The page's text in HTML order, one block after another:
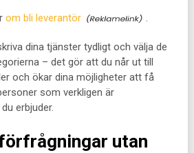
om bli leverantör .
dina tjänster tydligt och välja de
– det gör att du når ut till
och ökar dina möjligheter att få
som verkligen är
erbjuder.
utan